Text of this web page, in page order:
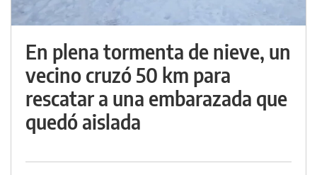
En plena tormenta de nieve, un
vecino cruzó 50 km para
rescatar a una embarazada que
quedó aislada